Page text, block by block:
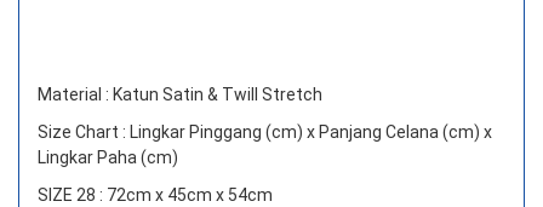
Material : Katun Satin & Twill Stretch
Size Chart : Lingkar Pinggang (cm) x Panjang Celana (cm) x
Lingkar Paha (cm)
SIZE 28 : 72cm x 45cm x 54cm